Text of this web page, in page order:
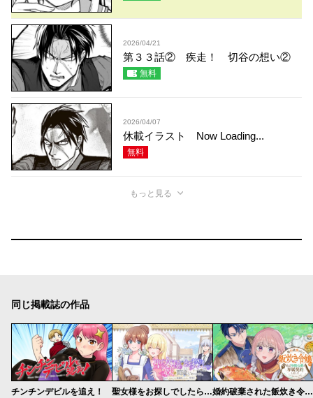
2026/04/21
第３３話② 疾走！ 切谷の想い②
無料
2026/04/07
休載イラスト Now Loading...
無料
もっと見る
同じ掲載誌の作品
チンチンデビルを追え！ 聖女様をお探しでしたら妹で間違いありません。さあどうぞお連れください、今すぐ。 婚約破棄された飯炊き令嬢の私は冷酷公爵と専属契約しました～ですが胃袋を掴んだ結果、冷たかった公爵様がどんどん優しくなっています～